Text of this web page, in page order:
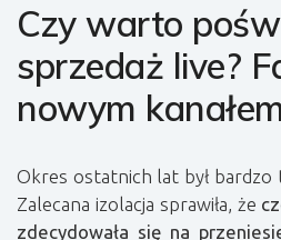
Czy warto
sprzedaż live?
nowym
Okres ostatnich lat był bardzo
Zalecana izolacja sprawiła, że
zdecydowała się na